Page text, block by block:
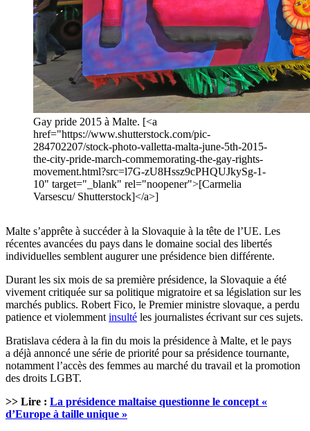
Gay pride 2015 à Malte. [<a
href="https://www.shutterstock.com/pic-
284702207/stock-photo-valletta-malta-june-5th-2015-
the-city-pride-march-commemorating-the-gay-rights-
movement.html?src=l7G-zU8Hssz9cPHQUJkySg-1-
10" target="_blank" rel="noopener">[Carmelia
Varsescu/ Shutterstock]</a>]
Malte s’apprête à succéder à la Slovaquie à la tête de l’UE. Les
récentes avancées du pays dans le domaine social des libertés
individuelles semblent augurer une présidence bien différente.
Durant les six mois de sa première présidence, la Slovaquie a été
vivement critiquée sur sa politique migratoire et sa législation sur les
marchés publics. Robert Fico, le Premier ministre slovaque, a perdu
patience et violemment insulté les journalistes écrivant sur ces sujets.
Bratislava cédera à la fin du mois la présidence à Malte, et le pays
a déjà annoncé une série de priorité pour sa présidence tournante,
notamment l’accès des femmes au marché du travail et la promotion
des droits LGBT.
>> Lire : La présidence maltaise questionne le concept «
d’Europe à taille unique »